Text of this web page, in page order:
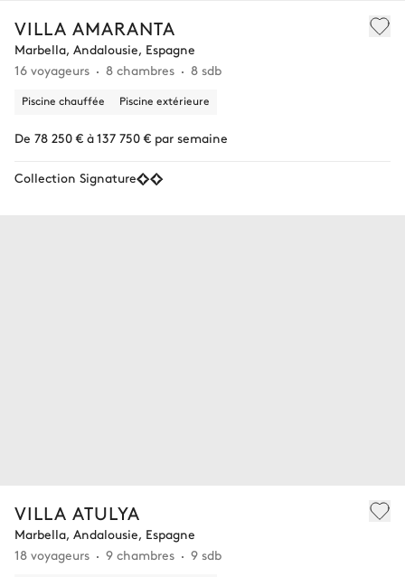
VILLA AMARANTA
Marbella, Andalousie, Espagne
16 voyageurs
8 chambres 8 sdb
Piscine chauffée Piscine extérieure
De 78 250 € à 137 750 € par semaine
Collection Signature
VILLA ATULYA
Marbella, Andalousie, Espagne
18 voyageurs
9 chambres 9 sdb